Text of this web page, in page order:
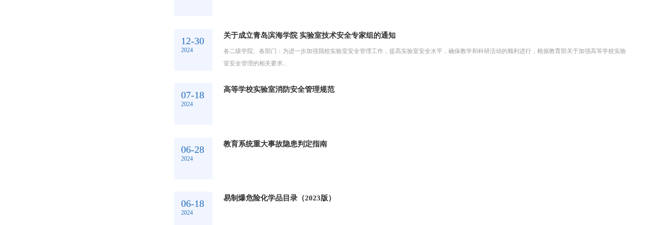
12-30
2024
关于成立青岛滨海学院 实验室技术安全专家组的通知
各二级学院、各部门：为进一步加强我校实验室安全管理工作，提高实验室安全水平，确保教学和科研活动的顺利进行，根据教育部关于加强高等学校实验
室安全管理的相关要求...
07-18
2024
高等学校实验室消防安全管理规范
06-28
2024
教育系统重大事故隐患判定指南
06-18
2024
易制爆危险化学品目录（2023版）